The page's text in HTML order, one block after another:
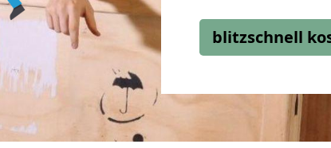
blitzschnell